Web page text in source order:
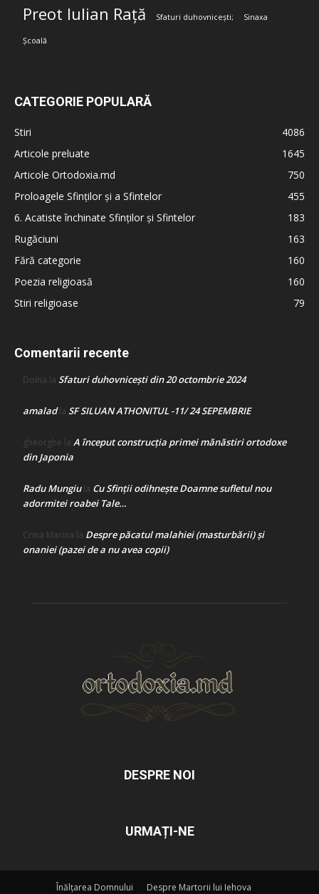
Preot Iulian Rață Sfaturi duhovnicești; Sinaxa
Școală
CATEGORIE POPULARĂ
Stiri
4086
Articole preluate
1645
Articole Ortodoxia.md
750
Proloagele Sfinților și a Sfintelor
455
6. Acatiste închinate Sfinților și Sfintelor
183
Rugăciuni
163
Fără categorie
160
Poezia religioasă
160
Stiri religioase
79
Comentarii recente
Doina la Sfaturi duhovnicești din 20 octombrie 2024
amaladla SF SILUAN ATHONITUL -11/ 24 SEPEMBRIE
gheorghe la A început construcţia primei mănăstiri ortodoxe
din Japonia
Radu Mungiula Cu Sfinții odihnește Doamne sufletul nou
adormitei roabei Tale…
Crina Marina la Despre păcatul malahiei (masturbării) şi
onaniei (pazei de a nu avea copii)
DESPRE NOI
URMAȚI-NE
Înălțarea Domnului Despre Martorii lui Iehova